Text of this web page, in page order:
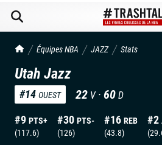
TrashTalk Actu NBA
Équipes NBA JAZZ Stats
Utah Jazz
#14 OUEST 22 V ·60D
#9 PTS+
(117.6)
#30 PTS-
(126)
#16 REB
(43.8)
#2
(